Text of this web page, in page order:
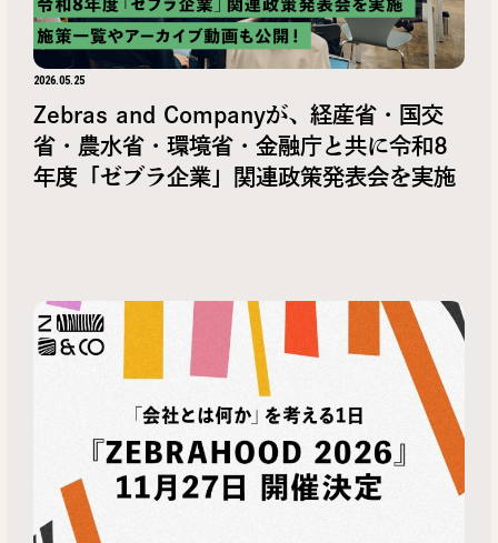
2026.05.25
Zebras and Companyが、経産省・国交
省・農水省・環境省・金融庁と共に令和8
年度「ゼブラ企業」関連政策発表会を実施